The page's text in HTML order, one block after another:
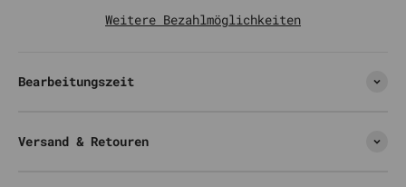
Weitere Bezahlmöglichkeiten
Bearbeitungszeit
Versand & Retouren